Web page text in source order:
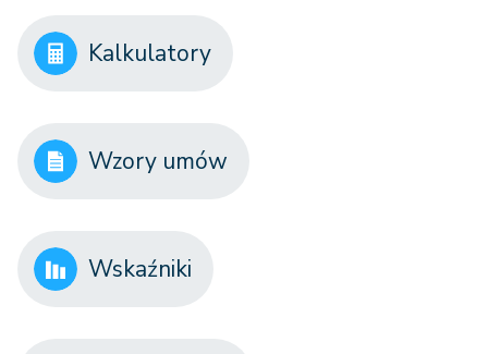
Kalkulatory
Wzory umów
Wskaźniki